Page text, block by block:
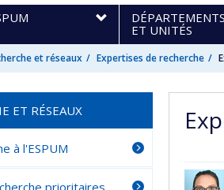
DÉPARTEMENTS
ET UNITÉS
et réseaux Expertises de recherche
ET RÉSEAUX
à l'ESPUM
prioritaires